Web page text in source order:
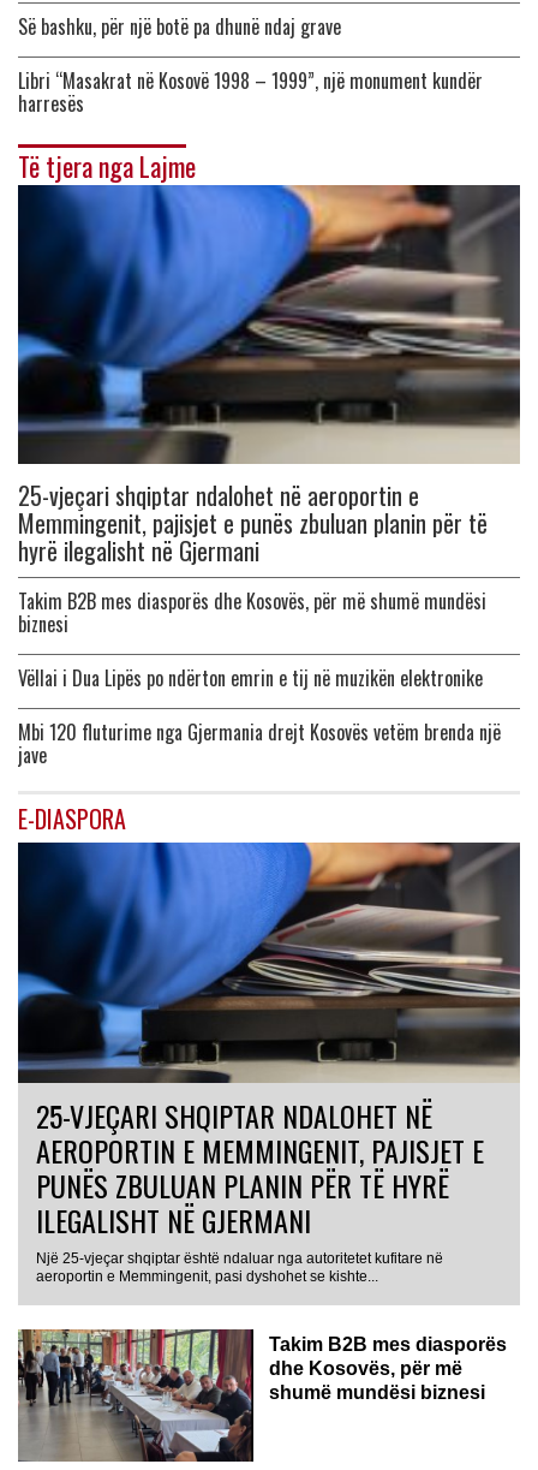
Së bashku, për një botë pa dhunë ndaj grave
Libri “Masakrat në Kosovë 1998 – 1999”, një monument kundër
harresës
Të tjera nga Lajme
25-vjeçari shqiptar ndalohet në aeroportin e
Memmingenit, pajisjet e punës zbuluan planin për të
hyrë ilegalisht në Gjermani
Takim B2B mes diasporës dhe Kosovës, për më shumë mundësi
biznesi
Vëllai i Dua Lipës po ndërton emrin e tij në muzikën elektronike
Mbi 120 fluturime nga Gjermania drejt Kosovës vetëm brenda një
jave
E-DIASPORA
25-VJEÇARI SHQIPTAR NDALOHET NË
AEROPORTIN E MEMMINGENIT, PAJISJET E
PUNËS ZBULUAN PLANIN PËR TË HYRË
ILEGALISHT NË GJERMANI
Një 25-vjeçar shqiptar është ndaluar nga autoritetet kufitare në
aeroportin e Memmingenit, pasi dyshohet se kishte...
Takim B2B mes diasporës
dhe Kosovës, për më
shumë mundësi biznesi